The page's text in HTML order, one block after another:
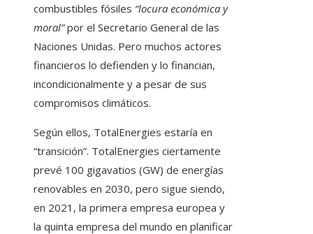
combustibles fósiles “locura económica y
moral”por el Secretario General de las
Naciones Unidas. Pero muchos actores
financieros lo defienden y lo financian,
incondicionalmente y a pesar de sus
compromisos climáticos.
Según ellos, TotalEnergies estaría en
“transición”. TotalEnergies ciertamente
prevé 100 gigavatios (GW) de energías
renovables en 2030, pero sigue siendo,
en 2021, la primera empresa europea y
la quinta empresa del mundo en planificar